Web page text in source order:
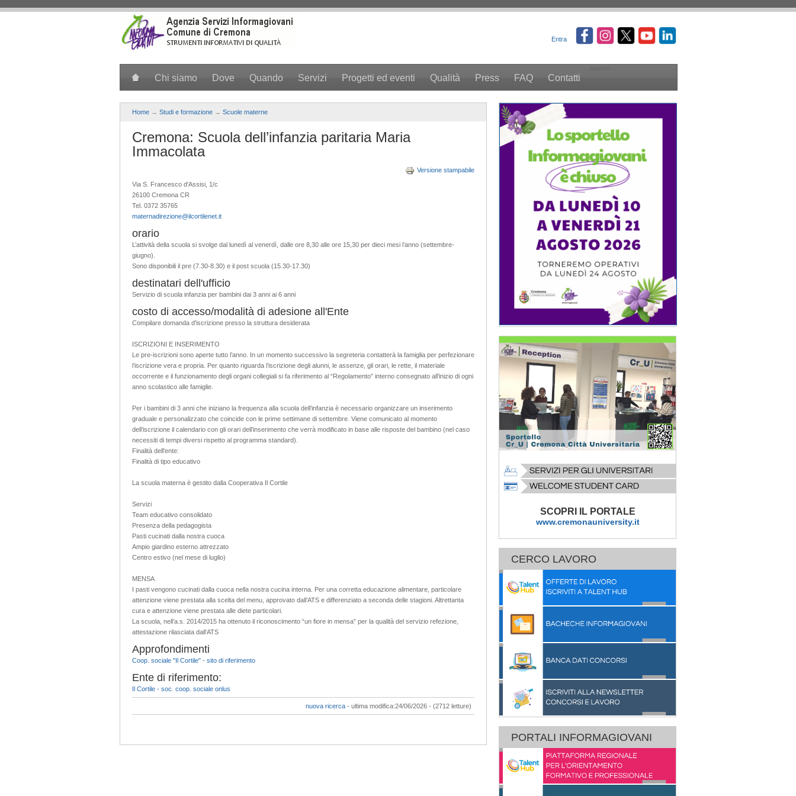
Entra
Chi siamo Dove Quando Servizi Progetti ed eventi Qualità Press FAQ Contatti
Home → Studi e formazione → Scuole materne
Cremona: Scuola dell’infanzia paritaria Maria
Immacolata
Versione stampabile
Via S. Francesco d'Assisi, 1/c
26100 Cremona CR
Tel. 0372 35765
maternadirezione@ilcortilenet.it
orario
L’attività della scuola si svolge dal lunedì al venerdì, dalle ore 8,30 alle ore 15,30 per dieci mesi l’anno (settembre-
giugno).
Sono disponibili il pre (7.30-8.30) e il post scuola (15.30-17.30)
destinatari dell'ufficio
Servizio di scuola infanzia per bambini dai 3 anni ai 6 anni
costo di accesso/modalità di adesione all'Ente
Compilare domanda d'iscrizione presso la struttura desiderata
ISCRIZIONI E INSERIMENTO
Le pre-iscrizioni sono aperte tutto l’anno. In un momento successivo la segreteria contatterà la famiglia per perfezionare
l’iscrizione vera e propria. Per quanto riguarda l’iscrizione degli alunni, le assenze, gli orari, le rette, il materiale
occorrente e il funzionamento degli organi collegiali si fa riferimento al “Regolamento” interno consegnato all’inizio di ogni
anno scolastico alle famiglie.
Per i bambini di 3 anni che iniziano la frequenza alla scuola dell’infanzia è necessario organizzare un inserimento
graduale e personalizzato che coincide con le prime settimane di settembre. Viene comunicato al momento
dell’iscrizione il calendario con gli orari dell’inserimento che verrà modificato in base alle risposte del bambino (nel caso
necessiti di tempi diversi rispetto al programma standard).
Finalità dell'ente:
Finalità di tipo educativo
La scuola materna è gestito dalla Cooperativa Il Cortile
Servizi
Team educativo consolidato
Presenza della pedagogista
Pasti cucinati dalla nostra cuoca
Ampio giardino esterno attrezzato
Centro estivo (nel mese di luglio)
MENSA
I pasti vengono cucinati dalla cuoca nella nostra cucina interna. Per una corretta educazione alimentare, particolare
attenzione viene prestata alla scelta del menu, approvato dall’ATS e differenziato a seconda delle stagioni. Altrettanta
cura e attenzione viene prestata alle diete particolari.
La scuola, nell’a.s. 2014/2015 ha ottenuto il riconoscimento “un fiore in mensa” per la qualità del servizio refezione,
attestazione rilasciata dall’ATS
Approfondimenti
Coop. sociale "Il Cortile" - sito di riferimento
Ente di riferimento:
Il Cortile - soc. coop. sociale onlus
nuova ricerca - ultima modifica:24/06/2026 - (2712 letture)
SCOPRI IL PORTALE
www.cremonauniversity.it
CERCO LAVORO
PORTALI INFORMAGIOVANI